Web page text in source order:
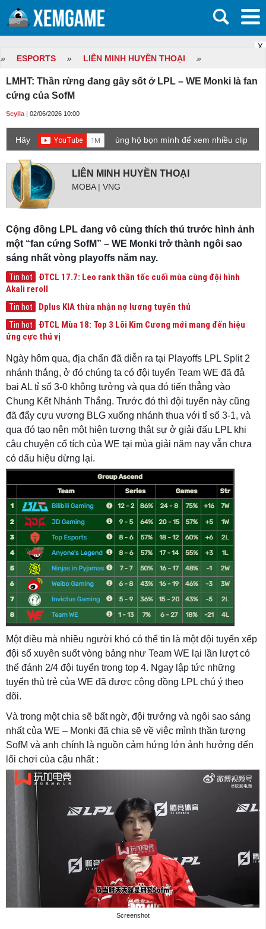
X
» ESPORTS » LIÊN MINH HUYỀN THOẠI »
LMHT: Thần rừng đang gây sốt ở LPL – WE Monki là fan
cứng của SofM
Scylla | 02/06/2026 10:00
Hãy
ủng hộ bọn mình để xem nhiều clip
LIÊN MINH HUYỀN THOẠI
MOBA | VNG
Cộng đồng LPL đang vô cùng thích thú trước hình ảnh
một “fan cứng SofM” – WE Monki trở thành ngôi sao
sáng nhất vòng playoffs năm nay.
Tin hot
ĐTCL 17.7: Leo rank thần tốc cuối mùa cùng đội hình
Akali reroll
Tin hot Dplus KIA thừa nhận nợ lương tuyển thủ
Tin hot
ĐTCL Mùa 18: Top 3 Lõi Kim Cương mới mang đến hiệu
ứng cực thú vị
Ngày hôm qua, địa chấn đã diễn ra tại Playoffs LPL Split 2
nhánh thắng, ở đó chúng ta có đội tuyển Team WE đã đả
bại AL tỉ số 3-0 không tưởng và qua đó tiến thẳng vào
Chung Kết Nhánh Thắng. Trước đó thì đội tuyển này cũng
đã đẩy cựu vương BLG xuống nhánh thua với tỉ số 3-1, và
qua đó tạo nên một hiện tượng thật sự ở giải đấu LPL khi
câu chuyện cổ tích của WE tại mùa giải năm nay vẫn chưa
có dấu hiệu dừng lại.
Một điều mà nhiều người khó có thể tin là một đội tuyển xếp
đội sổ xuyên suốt vòng bảng như Team WE lại lần lượt có
thể đánh 2/4 đội tuyển trong top 4. Ngay lập tức những
tuyển thủ trẻ của WE đã được cộng đồng LPL chú ý theo
dõi.
Và trong một chia sẽ bất ngờ, đội trưởng và ngôi sao sáng
nhất của WE – Monki đã chia sẽ về việc mình thần tượng
SofM và anh chính là nguồn cảm hứng lớn ảnh hưởng đến
lối chơi của cậu nhất :
Screenshot